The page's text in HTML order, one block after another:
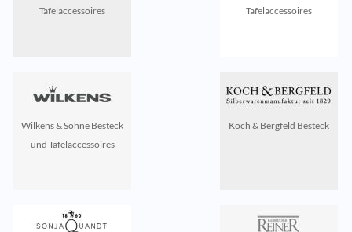
Tafelaccessoires
Tafelaccessoires
Wilkens & Söhne Besteck
und Tafelaccessoires
Koch & Bergfeld Besteck